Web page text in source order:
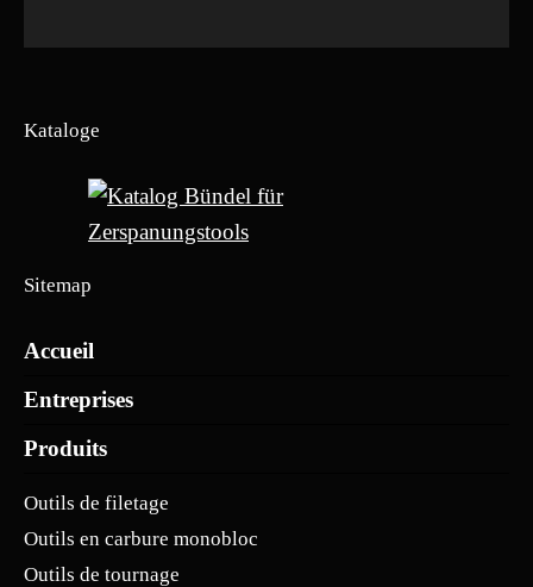
Kataloge
Sitemap
Accueil
Entreprises
Produits
Outils de filetage
Outils en carbure monobloc
Outils de tournage